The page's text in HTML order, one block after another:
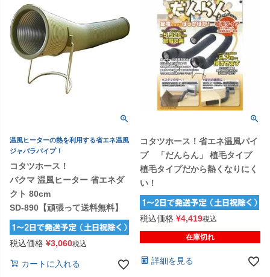
温風ヒーターの熱を利用する省エネ温風
ジャバラパイプ！
コタツホース！
バクマ 温風ヒーター 省エネダ
クト 80cm
SD-890【頑張って送料無料】
税込価格 ¥3,060税込
カートに入れる
コタツホース！省エネ温風パイ
プ 「だんらん」 植毛タイプ
植毛タイプだから熱くなりにく
い！
税込価格 ¥4,419税込
在庫切れ
詳細を見る